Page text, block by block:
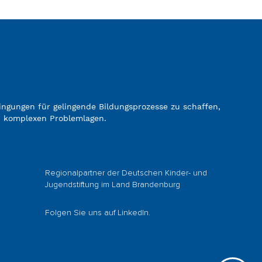
für gelingende Bildungsprozesse zu schaffen,
Problemlagen.
Regionalpartner der Deutschen Kinder- und
Jugendstiftung im Land Brandenburg
Folgen Sie uns auf LinkedIn